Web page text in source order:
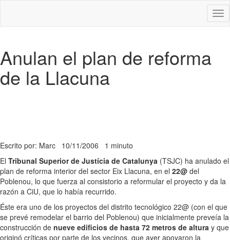
Anulan el plan de reforma
de la Llacuna
Escrito por: Marc 10/11/2006 1 minuto
El Tribunal Superior de Justícia de Catalunya (TSJC) ha anulado el
plan de reforma interior del sector Eix Llacuna, en el 22@ del
Poblenou, lo que fuerza al consistorio a reformular el proyecto y da la
razón a CiU, que lo había recurrido.
Éste era uno de los proyectos del distrito tecnológico 22@ (con el que
se prevé remodelar el barrio del Poblenou) que inicialmente preveía la
construcción de nueve edificios de hasta 72 metros de altura y que
originó críticas por parte de los vecinos, que ayer apoyaron la